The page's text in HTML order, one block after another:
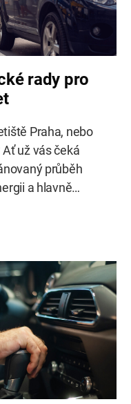
rady pro
Praha, nebo
už vás čeká
průběh
a hlavně
a